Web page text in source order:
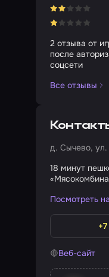
2 отзыва от
после
соцсети
Все отзывы
д. Сычево, ул.
18 минут
Посмотреть
Веб-сайт